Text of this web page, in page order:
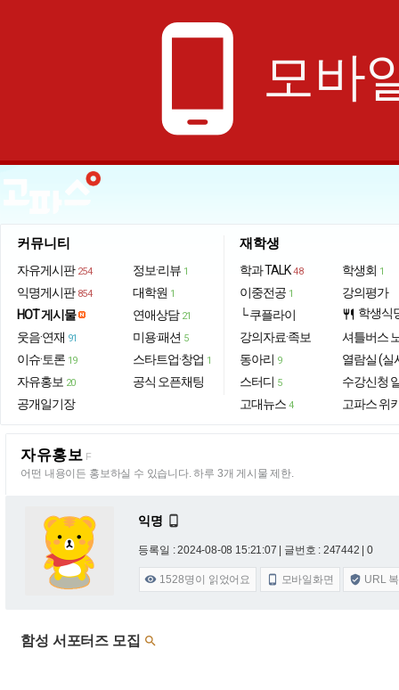
phone_android 모바
커뮤니티
자유게시판 254
익명게시판 854
HOT 게시물
웃음·연재 91
이슈·토론 19
자유홍보 20
공개일기장
정보·리뷰 1
대학원 1
연애상담 21
미용·패션 5
스타트업·창업 1
공식 오픈채팅
재학생
학과 TALK 48
이중전공 1
└ 쿠플라이
강의자료·족보
동아리 9
스터디 5
고대뉴스 4
학생회 1
강의평가
restaurant 학생식
셔틀버스
열람실 (실
수강신청
고파스 위
자유홍보 F
어떤 내용이든 홍보하실 수 있습니다. 하루 3개 게시물 제한.
익명 
등록일 : 2024-08-08 15:21:07 | 글번호 : 247442 | 0
 1528명이 읽었어요  모바일화면  URL
함성 서포터즈 모집 